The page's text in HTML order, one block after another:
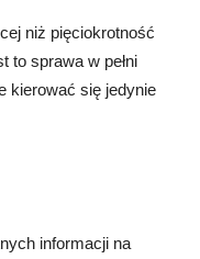
niż pięciokrotność
to sprawa w pełni
kierować się jedynie
informacji na